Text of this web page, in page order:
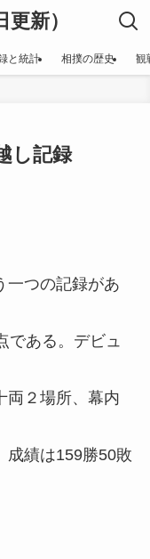
新）
と統計 相撲の歴史 観
し記録
一つの記録があ
である。デビュ
両２場所、幕内
成績は159勝50敗